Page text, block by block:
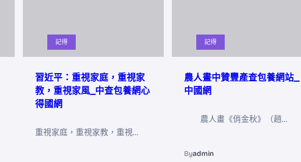
記得
習近平：重視家庭，重視家
教，重視家風_中查包養網心
得國網
重視家庭，重視家教，重視…
記得
農人畫中贊豐產查包養網站_
中國網
農人畫《俏金秋》（趙…
Byadmin